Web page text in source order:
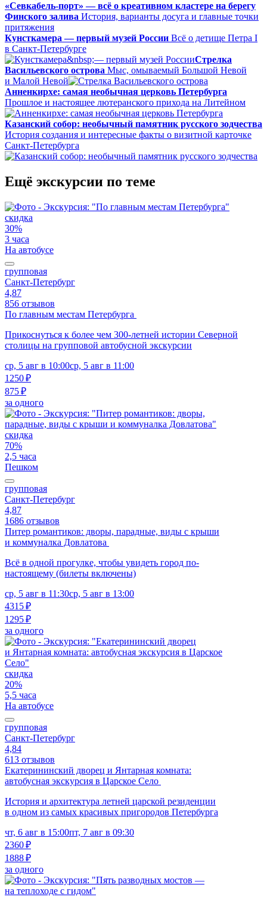
«Севкабель-порт» — всё о креативном кластере на берегу
Финского залива История, варианты досуга и главные точки
притяжения
Кунсткамера — первый музей России Всё о детище Петра I
в Санкт‑Петербурге
Стрелка
Васильевского острова Мыс, омываемый Большой Невой
и Малой Невой
Анненкирхе: самая необычная церковь Петербурга
Прошлое и настоящее лютеранского прихода на Литейном
Казанский собор: необычный памятник русского зодчества
История создания и интересные факты о визитной карточке
Санкт-Петербурга
Ещё экскурсии по теме
скидка
30%
3 часа
На автобусе
групповая
Санкт-Петербург
4,87
856 отзывов
По главным местам Петербурга
Прикоснуться к более чем 300-летней истории Северной
столицы на групповой автобусной экскурсии
ср, 5 авг в 10:00ср, 5 авг в 11:00
1250 ₽
875 ₽
за одного
скидка
70%
2,5 часа
Пешком
групповая
Санкт-Петербург
4,87
1686 отзывов
Питер романтиков: дворы, парадные, виды с крыши
и коммуналка Довлатова
Всё в одной прогулке, чтобы увидеть город по-
настоящему (билеты включены)
ср, 5 авг в 11:30ср, 5 авг в 13:00
4315 ₽
1295 ₽
за одного
скидка
20%
5,5 часа
На автобусе
групповая
Санкт-Петербург
4,84
613 отзывов
Екатерининский дворец и Янтарная комната:
автобусная экскурсия в Царское Село
История и архитектура летней царской резиденции
в одном из самых красивых пригородов Петербурга
чт, 6 авг в 15:00пт, 7 авг в 09:30
2360 ₽
1888 ₽
за одного